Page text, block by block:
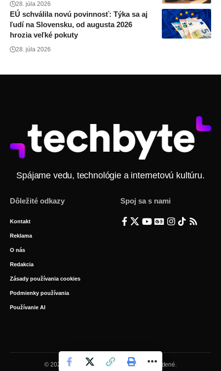
28. júla 2026
EÚ schválila novú povinnosť: Týka sa aj
ľudí na Slovensku, od augusta 2026
hrozia veľké pokuty
28. júla 2026
Spájame vedu, technológie a internetovú kultúru.
Dôležité odkazy
Kontakt
Reklama
O nás
Redakcia
Zásady používania cookies
Podmienky používania
Používanie AI
Spoj sa s nami
© 2026 BYTE Media s.r.o. Všetky práva vyhradené.